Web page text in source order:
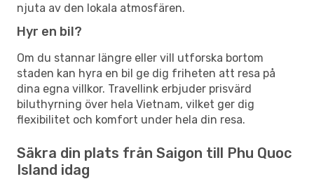
njuta av den lokala atmosfären.
Hyr en bil?
Om du stannar längre eller vill utforska bortom
staden kan hyra en bil ge dig friheten att resa på
dina egna villkor. Travellink erbjuder prisvärd
biluthyrning över hela Vietnam, vilket ger dig
flexibilitet och komfort under hela din resa.
Säkra din plats från Saigon till Phu Quoc
Island idag